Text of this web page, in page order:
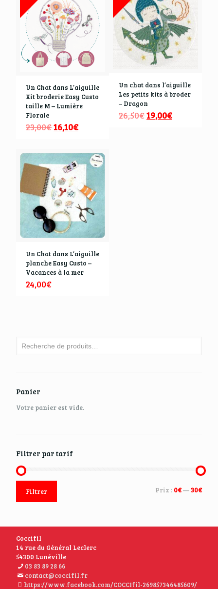
Un Chat dans L’aiguille
Kit broderie Easy Custo
taille M – Lumière
Florale
23,00€16,10€
Un chat dans l’aiguille
Les petits kits à broder
– Dragon
26,50€19,00€
Un Chat dans L’aiguille
planche Easy Custo –
Vacances à la mer
24,00€
Panier
Votre panier est vide.
Filtrer par tarif
Filtrer Prix : 0€— 30€
Coccifil
14 rue du Général Leclerc
54300 Lunéville
03 83 89 28 66
contact@coccifil.fr
https://www.facebook.com/COCCIfil-269857346485609/